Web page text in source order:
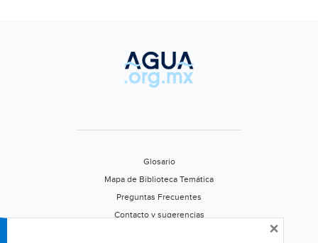
Glosario
Mapa de Biblioteca Temática
Preguntas Frecuentes
Contacto y sugerencias
×